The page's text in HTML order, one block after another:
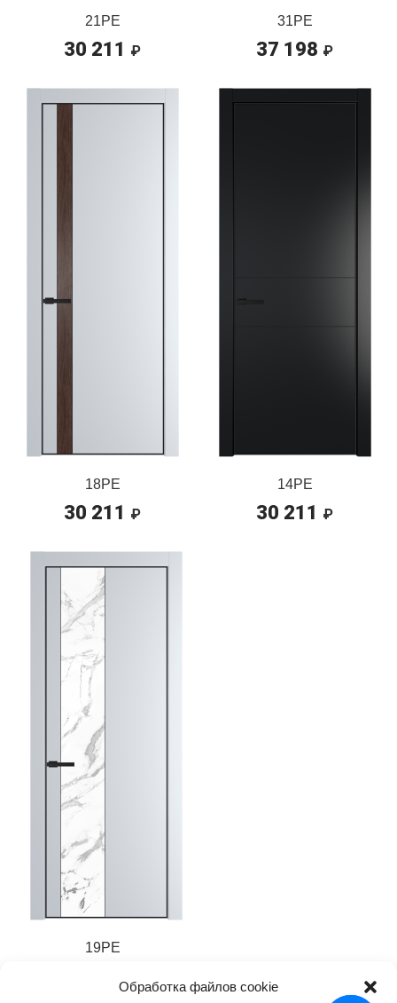
Обработка файлов cookie
21PE
30 211 ₽
31PE
37 198 ₽
18PE
30 211 ₽
14PE
30 211 ₽
19PE
20 400 ₽